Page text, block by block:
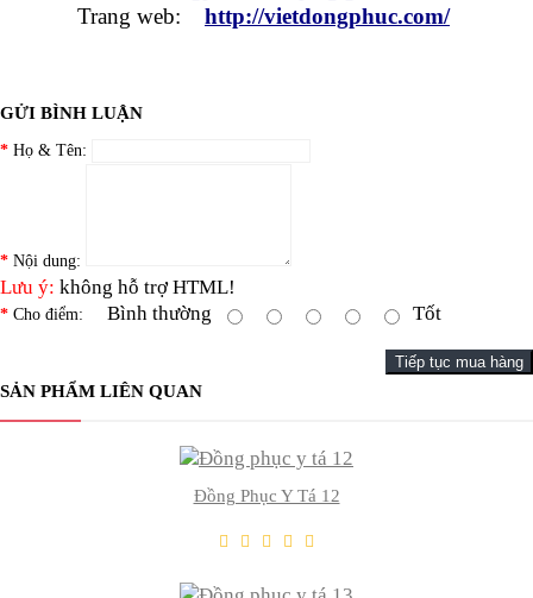
Trang web: http://vietdongphuc.com/
GỬI BÌNH LUẬN
Họ & Tên:
Nội dung:
Lưu ý: không hỗ trợ HTML!
Cho điểm: Bình thường Tốt
Tiếp tục mua hàng
SẢN PHẨM LIÊN QUAN
Đồng Phục Y Tá 12
THÊM VÀO GIỎ